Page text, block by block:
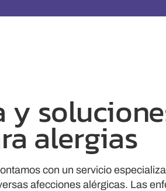
y
alergias
con un servicio
afecciones alérgicas. Las